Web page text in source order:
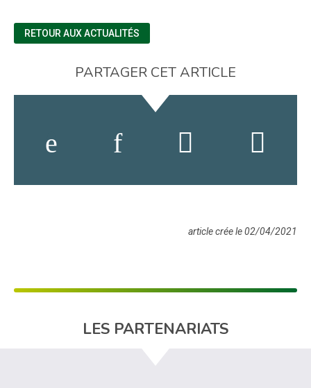
RETOUR AUX ACTUALITÉS
PARTAGER CET ARTICLE
article crée le 02/04/2021
LES PARTENARIATS